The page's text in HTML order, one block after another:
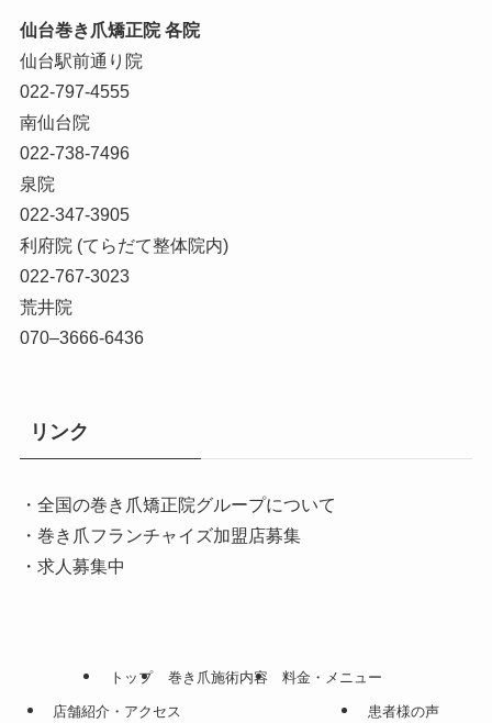
仙台巻き爪矯正院 各院
仙台駅前通り院
022-797-4555
南仙台院
022-738-7496
泉院
022-347-3905
利府院 (てらだて整体院内)
022-767-3023
荒井院
070–3666-6436
リンク
・全国の巻き爪矯正院グループについて
・巻き爪フランチャイズ加盟店募集
・求人募集中
トップ 巻き爪施術内容 料金・メニュー
店舗紹介・アクセス 患者様の声